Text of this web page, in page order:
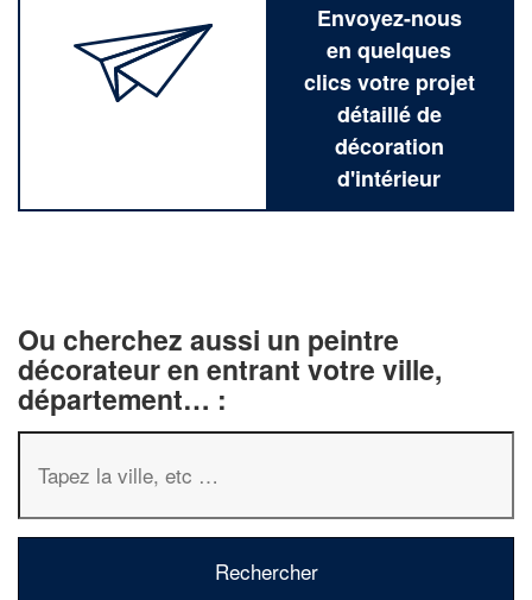
Envoyez-nous
en quelques
clics votre projet
détaillé de
décoration
d'intérieur
Ou cherchez aussi un peintre
décorateur en entrant votre ville,
département… :